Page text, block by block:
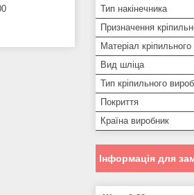
Тип накінечника
Призначення
Матеріал
Вид шліца
Тип кріпильного
Покриття
Країна виробник
Інформація для